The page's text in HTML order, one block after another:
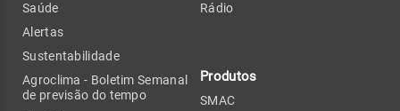
Saúde
Alertas
Sustentabilidade
Agroclima - Boletim Semanal
de previsão do tempo
Rádio
Produtos
SMAC